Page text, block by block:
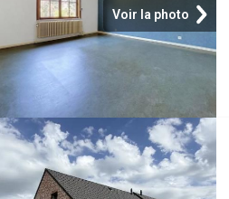
Voir la photo